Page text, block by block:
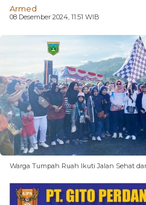
Armed
08 Desember 2024, 11:51 WIB
Warga Tumpah Ruah Ikuti Jalan Sehat